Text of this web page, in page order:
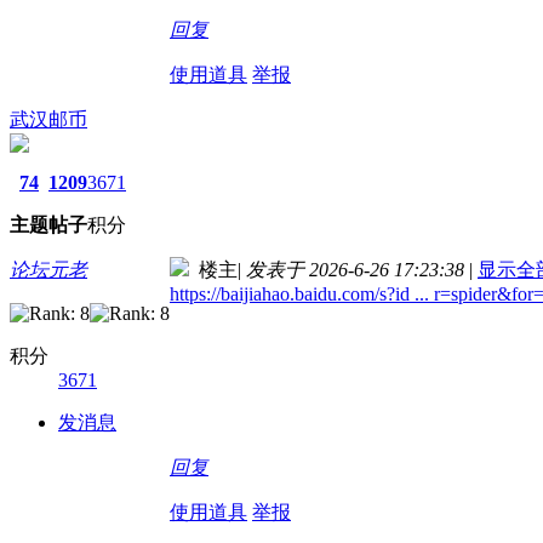
回复
使用道具 举报
武汉邮币
74
主题
1209
帖子
3671
积分
论坛元老
积分
3671
发消息
楼主| 发表于 2026-6-26 17:23:38 | 显示全
https://baijiahao.baidu.com/s?id ...
回复
使用道具 举报